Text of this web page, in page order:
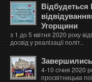
Відбудеться
Угорщини
з 1 до 5 квітня 2020 року
досвід у реалізації політ..
Завершились
4-10 січня 2020
просвітницька